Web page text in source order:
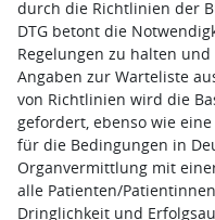
durch die Richtlinien der
DTG betont die
Regelungen zu halten
Angaben zur Warteliste
von Richtlinien wird die
gefordert, ebenso wie
für die Bedingungen in
Organvermittlung mit
alle Patienten/
Dringlichkeit und